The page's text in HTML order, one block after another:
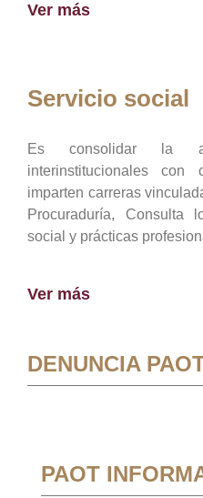
Ver más
Servicio social
Es consolidar la
interinstitucionales
imparten carreras
Procuraduría, Consulta
social y prácticas
Ver más
DENUNCIA
PAOT